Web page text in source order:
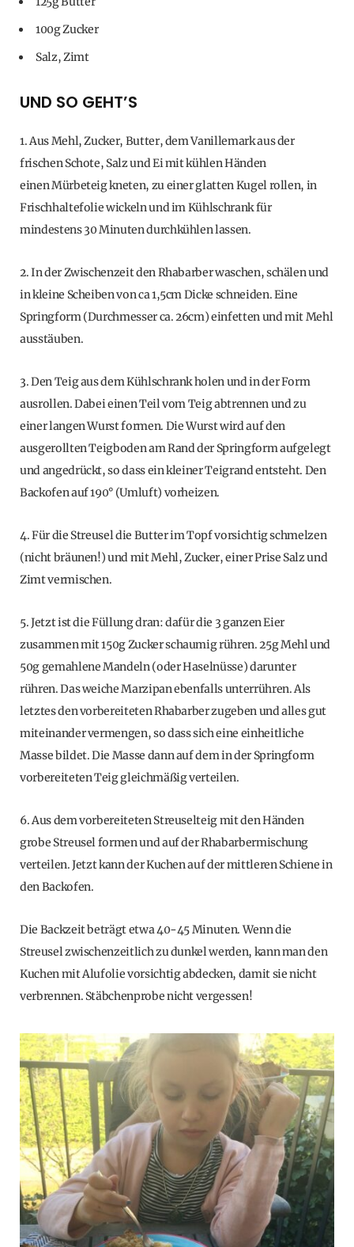
100g Zucker
Salz, Zimt
UND SO GEHT’S
1. Aus Mehl, Zucker, Butter, dem Vanillemark aus der
frischen Schote, Salz und Ei mit kühlen Händen
einen Mürbeteig kneten, zu einer glatten Kugel rollen, in
Frischhaltefolie wickeln und im Kühlschrank für
mindestens 30 Minuten durchkühlen lassen.
2. In der Zwischenzeit den Rhabarber waschen, schälen und
in kleine Scheiben von ca 1,5cm Dicke schneiden. Eine
Springform (Durchmesser ca. 26cm) einfetten und mit Mehl
ausstäuben.
3. Den Teig aus dem Kühlschrank holen und in der Form
ausrollen. Dabei einen Teil vom Teig abtrennen und zu
einer langen Wurst formen. Die Wurst wird auf den
ausgerollten Teigboden am Rand der Springform aufgelegt
und angedrückt, so dass ein kleiner Teigrand entsteht. Den
Backofen auf 190° (Umluft) vorheizen.
4. Für die Streusel die Butter im Topf vorsichtig schmelzen
(nicht bräunen!) und mit Mehl, Zucker, einer Prise Salz und
Zimt vermischen.
5. Jetzt ist die Füllung dran: dafür die 3 ganzen Eier
zusammen mit 150g Zucker schaumig rühren. 25g Mehl und
50g gemahlene Mandeln (oder Haselnüsse) darunter
rühren. Das weiche Marzipan ebenfalls unterrühren. Als
letztes den vorbereiteten Rhabarber zugeben und alles gut
miteinander vermengen, so dass sich eine einheitliche
Masse bildet. Die Masse dann auf dem in der Springform
vorbereiteten Teig gleichmäßig verteilen.
6. Aus dem vorbereiteten Streuselteig mit den Händen
grobe Streusel formen und auf der Rhabarbermischung
verteilen. Jetzt kann der Kuchen auf der mittleren Schiene in
den Backofen.
Die Backzeit beträgt etwa 40-45 Minuten. Wenn die
Streusel zwischenzeitlich zu dunkel werden, kann man den
Kuchen mit Alufolie vorsichtig abdecken, damit sie nicht
verbrennen. Stäbchenprobe nicht vergessen!